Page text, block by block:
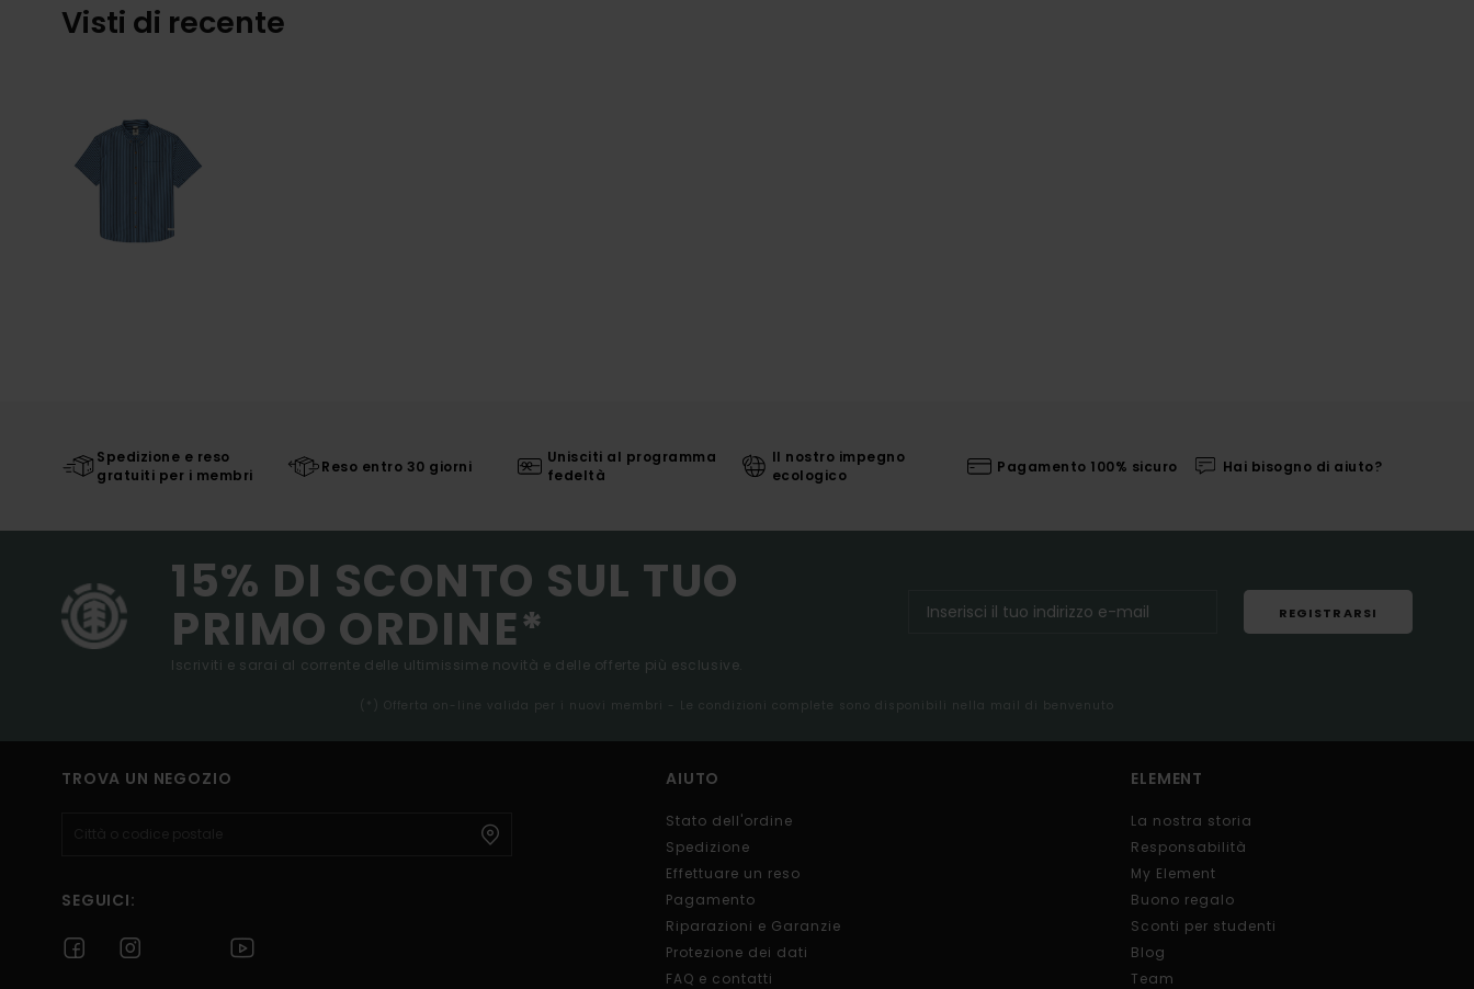
Visti di recente
Spedizione e reso
gratuiti per i membri
Reso entro 30 giorni
Unisciti al programma
fedeltà
Il nostro impegno
ecologico
Pagamento 100% sicuro Hai bisogno di aiuto?
15% DI SCONTO SUL TUO
PRIMO ORDINE*
Iscriviti e sarai al corrente delle ultimissime novità e delle offerte più esclusive.
REGISTRARSI
(*) Offerta on-line valida per i nuovi membri - Le condizioni complete sono disponibili nella mail di benvenuto
TROVA UN NEGOZIO
SEGUICI:
AIUTO
Stato dell'ordine
Spedizione
Effettuare un reso
Pagamento
Riparazioni e Garanzie
Protezione dei dati
FAQ e contatti
ELEMENT
La nostra storia
Responsabilità
My Element
Buono regalo
Sconti per studenti
Blog
Team